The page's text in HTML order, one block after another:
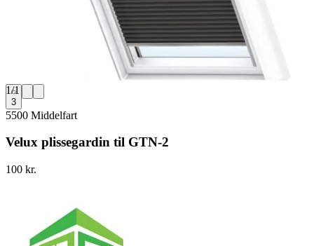
1/1
3
5500 Middelfart
Velux plissegardin til GTN-2
100 kr.